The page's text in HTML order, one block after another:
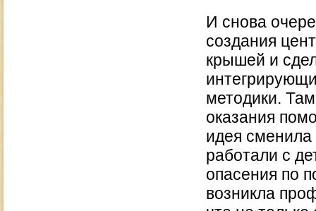
И снова
создания
крышей и
методики.
оказания
идея сменила
работали с
опасения по
возникла